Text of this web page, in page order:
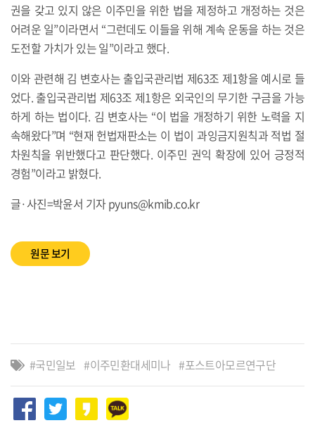
권을 갖고 있지 않은 이주민을 위한 법을 제정하고 개정하는 것은
어려운 일”이라면서 “그런데도 이들을 위해 계속 운동을 하는 것은
도전할 가치가 있는 일”이라고 했다.
이와 관련해 김 변호사는 출입국관리법 제63조 제1항을 예시로 들
었다. 출입국관리법 제63조 제1항은 외국인의 무기한 구금을 가능
하게 하는 법이다. 김 변호사는 “이 법을 개정하기 위한 노력을 지
속해왔다”며 “현재 헌법재판소는 이 법이 과잉금지원칙과 적법 절
차원칙을 위반했다고 판단했다. 이주민 권익 확장에 있어 긍정적
경험”이라고 밝혔다.
글·사진=박윤서 기자 pyuns@kmib.co.kr
원문 보기
국민일보 이주민환대세미나 포스트아모르연구단